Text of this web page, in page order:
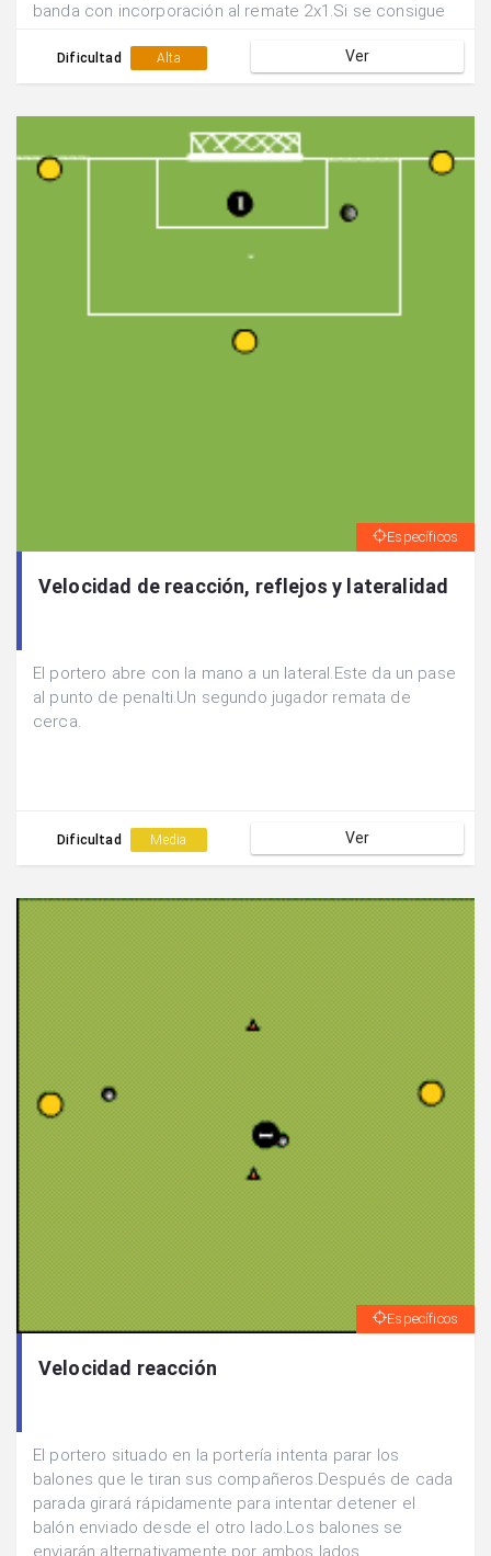
banda con incorporación al remate 2x1.Si se consigue
rotan las posiciones.
Dificultad Alta Ver
Específicos
Velocidad de reacción, reflejos y lateralidad
El portero abre con la mano a un lateral.Este da un pase
al punto de penalti.Un segundo jugador remata de
cerca.
Dificultad Media Ver
Específicos
Velocidad reacción
El portero situado en la portería intenta parar los
balones que le tiran sus compañeros.Después de cada
parada girará rápidamente para intentar detener el
balón enviado desde el otro lado.Los balones se
enviarán alternativamente por ambos lados.